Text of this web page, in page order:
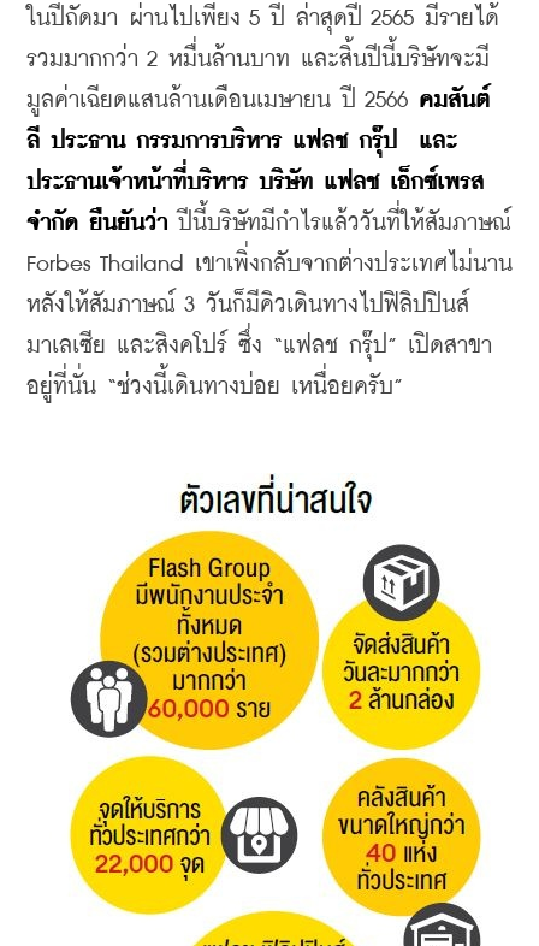
ในปีถัดมา ผ่านไปเพียง 5 ปี ล่าสุดปี 2565 มีรายได้
รวมมากกว่า 2 หมื่นล้านบาท และสิ้นปีนี้บริษัทจะมี
มูลค่าเฉียดแสนล้านเดือนเมษายน ปี 2566 คมสันต์
ลี ประธาน กรรมการบริหาร แฟลช กรุ๊ป  และ
ประธานเจ้าหน้าที่บริหาร บริษัท แฟลช เอ็กซ์เพรส
จำกัด ยืนยันว่า ปีนี้บริษัทมีกำไรแล้ววันที่ให้สัมภาษณ์
Forbes Thailand เขาเพิ่งกลับจากต่างประเทศไม่นาน
หลังให้สัมภาษณ์ 3 วันก็มีคิวเดินทางไปฟิลิปปินส์
มาเลเซีย และสิงคโปร์ ซึ่ง “แฟลช กรุ๊ป” เปิดสาขา
อยู่ที่นั่น “ช่วงนี้เดินทางบ่อย เหนื่อยครับ”